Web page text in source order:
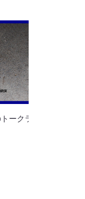
トークライブ」7（8/